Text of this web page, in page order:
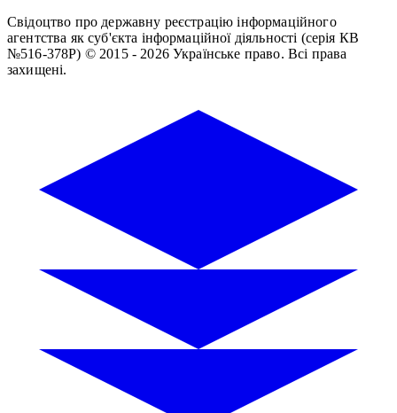
Свідоцтво про державну реєстрацію інформаційного
агентства як суб'єкта інформаційної діяльності (серія КВ
№516-378Р) © 2015 - 2026 Українське право. Всі права
захищені.